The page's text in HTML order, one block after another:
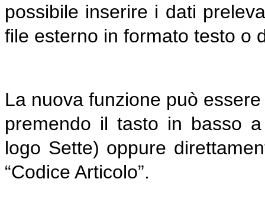
possibile inserire i dati
file esterno in formato testo o
La nuova funzione può
premendo il tasto in basso
logo Sette) oppure
“Codice Articolo”.